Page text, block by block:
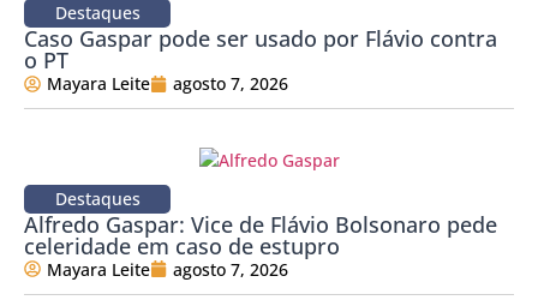
Destaques
Caso Gaspar pode ser usado por Flávio contra
o PT
Mayara Leite agosto 7, 2026
Destaques
Alfredo Gaspar: Vice de Flávio Bolsonaro pede
celeridade em caso de estupro
Mayara Leite agosto 7, 2026